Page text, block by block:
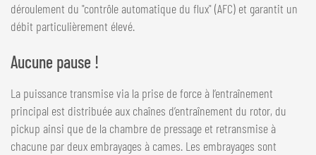
déroulement du "contrôle automatique du flux" (AFC) et garantit un
débit particulièrement élevé.
Aucune pause !
La puissance transmise via la prise de force à l’entraînement
principal est distribuée aux chaînes d’entraînement du rotor, du
pickup ainsi que de la chambre de pressage et retransmise à
chacune par deux embrayages à cames. Les embrayages sont